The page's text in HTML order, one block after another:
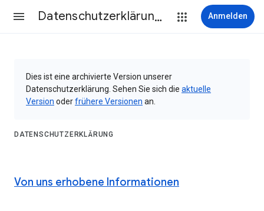
Datenschutzerklärung & Nutzungsbedingungen Anmelden
Dies ist eine archivierte Version unserer
Datenschutzerklärung. Sehen Sie sich die aktuelle
Version oderfrühere Versionen an.
DATENSCHUTZERKLÄRUNG
Von uns erhobene Informationen